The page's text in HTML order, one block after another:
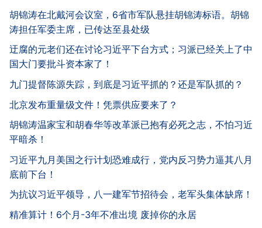
胡锦涛在北戴河会议室，6省市军队悬挂胡锦涛标语。胡锦
涛担任军委主席，已传达至县处级
迂腐的元老们还在讨论习近平下台方式；习派已经关上了中
国大门要批斗资本家了！
九门提督陈源失踪，到底是习近平抓的？还是军队抓的？
北京发布重量级文件！凭票供应要来了？
胡锦涛温家宝和胡春华等改革派已抱有必死之志，不怕习近
平暗杀！
习近平九月美国之行计划恐难成行，党内反习势力逼其八月
底前下台！
为抗议习近平领导，八一建军节招待会，老军头集体缺席！
精准算计！6个月-3年不准出境 废掉你的永居